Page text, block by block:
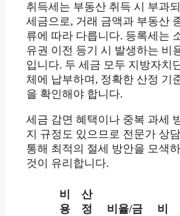
취득세는 부동산 취득 시 부과
세금으로, 거래 금액과 부동산
류에 따라 다릅니다. 등록세는
유권 이전 등기 시 발생하는 비
입니다. 두 세금 모두 지방자치
체에 납부하며, 정확한 산정 기
을 확인해야 합니다.
세금 감면 혜택이나 중복 과세
지 규정도 있으므로 전문가 상
통해 최적의 절세 방안을 모색
것이 유리합니다.
비
용
산
정
비율/금
비